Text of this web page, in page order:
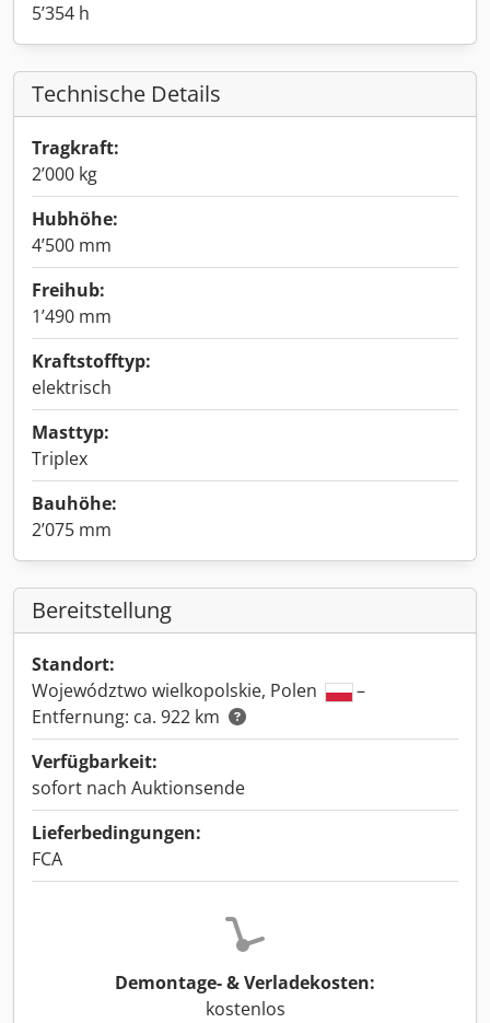
5’354 h
Technische Details
Tragkraft:
2’000 kg
Hubhöhe:
4’500 mm
Freihub:
1’490 mm
Kraftstofftyp:
elektrisch
Masttyp:
Triplex
Bauhöhe:
2’075 mm
Bereitstellung
Standort:
Województwo wielkopolskie, Polen
–
Entfernung: ca. 922 km
Verfügbarkeit:
sofort nach Auktionsende
Lieferbedingungen:
FCA
Demontage- & Verladekosten:
kostenlos